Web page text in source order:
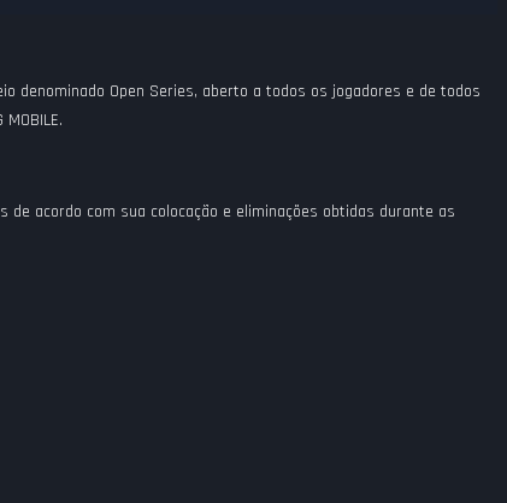
denominado Open Series, aberto a todos os jogadores e de todos
acordo com sua colocação e eliminações obtidas durante as